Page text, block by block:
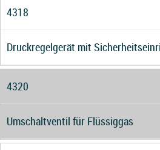
4318
Druckregelgerät mit
4320
Umschaltventil für Flüssiggas